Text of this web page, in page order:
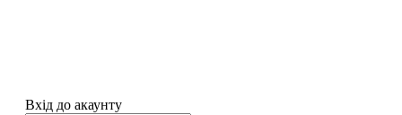
Вхід до акаунту